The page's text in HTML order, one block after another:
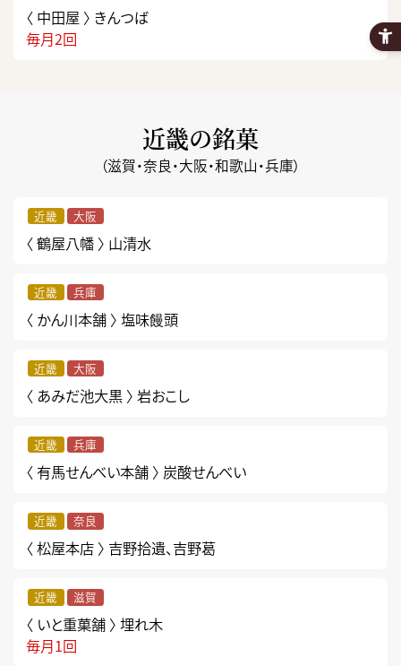
〈 中田屋 〉 きんつば
毎月2回
近畿の銘菓
（滋賀・奈良・大阪・和歌山・兵庫）
近畿 大阪
〈 鶴屋八幡 〉 山清水
近畿 兵庫
〈 かん川本舗 〉 塩味饅頭
近畿 大阪
〈 あみだ池大黒 〉 岩おこし
近畿 兵庫
〈 有馬せんべい本舗 〉 炭酸せんべい
近畿 奈良
〈 松屋本店 〉 吉野拾遺、吉野葛
近畿 滋賀
〈 いと重菓舗 〉 埋れ木
毎月1回